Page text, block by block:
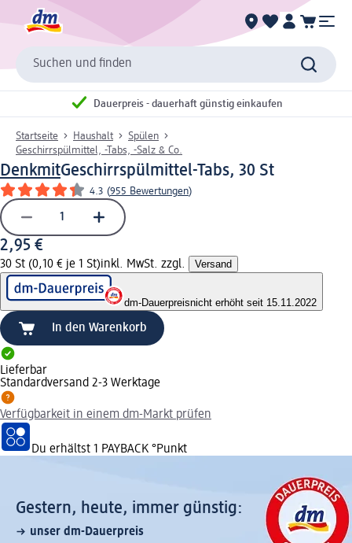
Suchen und finden
Dauerpreis - dauerhaft günstig einkaufen
Startseite Haushalt
Spülen
Geschirrspülmittel, -Tabs, -Salz & Co.
DenkmitGeschirrspülmittel-Tabs, 30 St
4.3 (955 Bewertungen)
2,95 €
30 St (0,10 € je 1 St)inkl. MwSt. zzgl. Versand
dm-Dauerpreisnicht erhöht seit 15.11.2022
In den Warenkorb
Lieferbar
Standardversand 2-3 Werktage
Verfügbarkeit in einem dm-Markt prüfen
Du erhältst 1 PAYBACK °Punkt
Gestern, heute, immer günstig:
unser dm-Dauerpreis